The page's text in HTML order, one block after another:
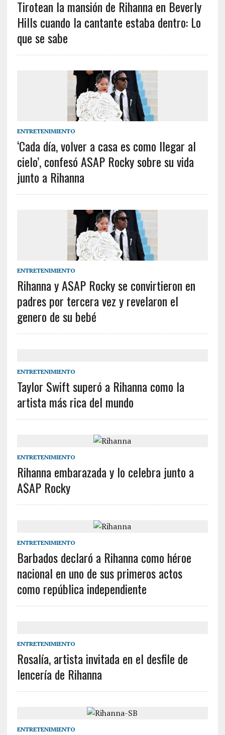
Tirotean la mansión de Rihanna en Beverly
Hills cuando la cantante estaba dentro: Lo
que se sabe
ENTRETENIMIENTO
‘Cada día, volver a casa es como llegar al
cielo’, confesó ASAP Rocky sobre su vida
junto a Rihanna
ENTRETENIMIENTO
Rihanna y ASAP Rocky se convirtieron en
padres por tercera vez y revelaron el
genero de su bebé
ENTRETENIMIENTO
Taylor Swift superó a Rihanna como la
artista más rica del mundo
ENTRETENIMIENTO
Rihanna embarazada y lo celebra junto a
A$AP Rocky
ENTRETENIMIENTO
Barbados declaró a Rihanna como héroe
nacional en uno de sus primeros actos
como república independiente
ENTRETENIMIENTO
Rosalía, artista invitada en el desfile de
lencería de Rihanna
ENTRETENIMIENTO